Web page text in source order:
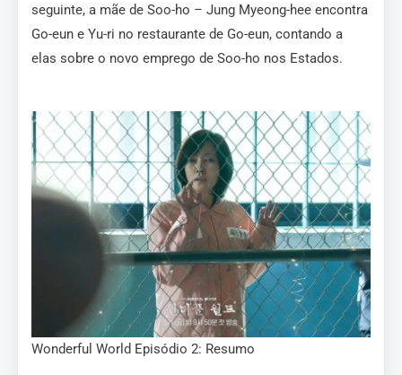
seguinte, a mãe de Soo-ho – Jung Myeong-hee encontra
Go-eun e Yu-ri no restaurante de Go-eun, contando a
elas sobre o novo emprego de Soo-ho nos Estados.
Wonderful World Episódio 2: Resumo